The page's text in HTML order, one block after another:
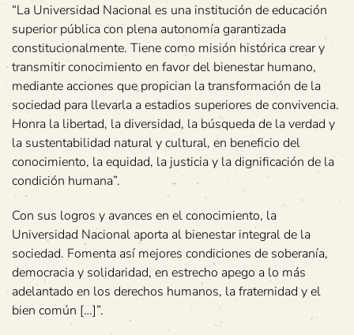
“La Universidad Nacional es una institución de educación
superior pública con plena autonomía garantizada
constitucionalmente. Tiene como misión histórica crear y
transmitir conocimiento en favor del bienestar humano,
mediante acciones que propician la transformación de la
sociedad para llevarla a estadios superiores de convivencia.
Honra la libertad, la diversidad, la búsqueda de la verdad y
la sustentabilidad natural y cultural, en beneficio del
conocimiento, la equidad, la justicia y la dignificación de la
condición humana”.
Con sus logros y avances en el conocimiento, la
Universidad Nacional aporta al bienestar integral de la
sociedad. Fomenta así mejores condiciones de soberanía,
democracia y solidaridad, en estrecho apego a lo más
adelantado en los derechos humanos, la fraternidad y el
bien común […]”.